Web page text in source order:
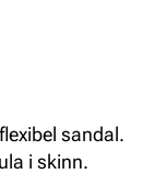
sandal.
i skinn.